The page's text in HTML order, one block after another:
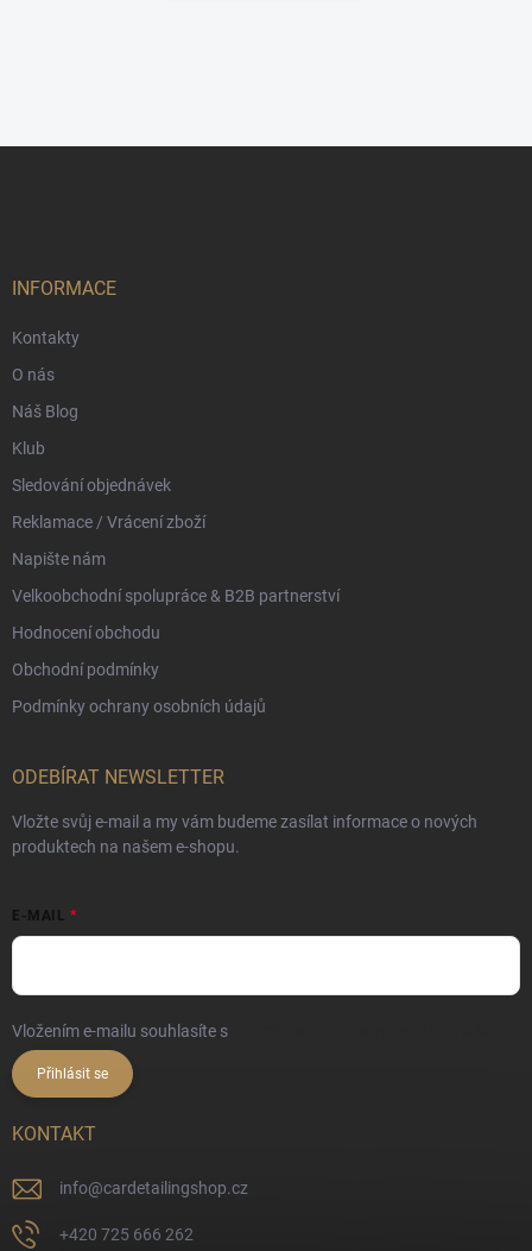
INFORMACE
Kontakty
O nás
Náš Blog
Klub
Sledování objednávek
Reklamace / Vrácení zboží
Napište nám
Velkoobchodní spolupráce & B2B partnerství
Hodnocení obchodu
Obchodní podmínky
Podmínky ochrany osobních údajů
ODEBÍRAT NEWSLETTER
Vložte svůj e-mail a my vám budeme zasílat informace o nových
produktech na našem e-shopu.
E-MAIL
Vložením e-mailu souhlasíte s
Přihlásit se
KONTAKT
info@cardetailingshop.cz
+420 725 666 262